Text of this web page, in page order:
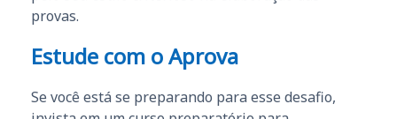
provas.
Estude com o Aprova
Se você está se preparando para esse desafio,